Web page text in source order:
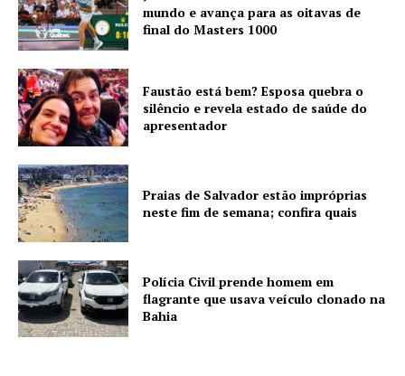
mundo e avança para as oitavas de
final do Masters 1000
Faustão está bem? Esposa quebra o
silêncio e revela estado de saúde do
apresentador
Praias de Salvador estão impróprias
neste fim de semana; confira quais
Polícia Civil prende homem em
flagrante que usava veículo clonado na
Bahia